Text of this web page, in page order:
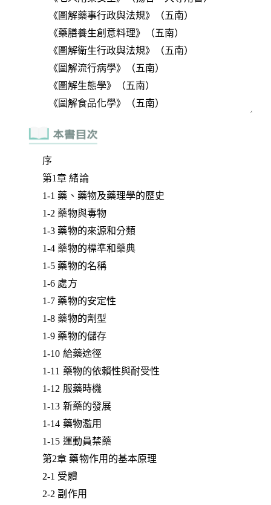
序
第1章 緒論
1-1 藥、藥物及藥理學的歷史
1-2 藥物與毒物
1-3 藥物的來源和分類
1-4 藥物的標準和藥典
1-5 藥物的名稱
1-6 處方
1-7 藥物的安定性
1-8 藥物的劑型
1-9 藥物的儲存
1-10 給藥途徑
1-11 藥物的依賴性與耐受性
1-12 服藥時機
1-13 新藥的發展
1-14 藥物濫用
1-15 運動員禁藥
第2章 藥物作用的基本原理
2-1 受體
2-2 副作用